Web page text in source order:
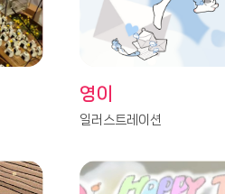
영이
일러스트레이션